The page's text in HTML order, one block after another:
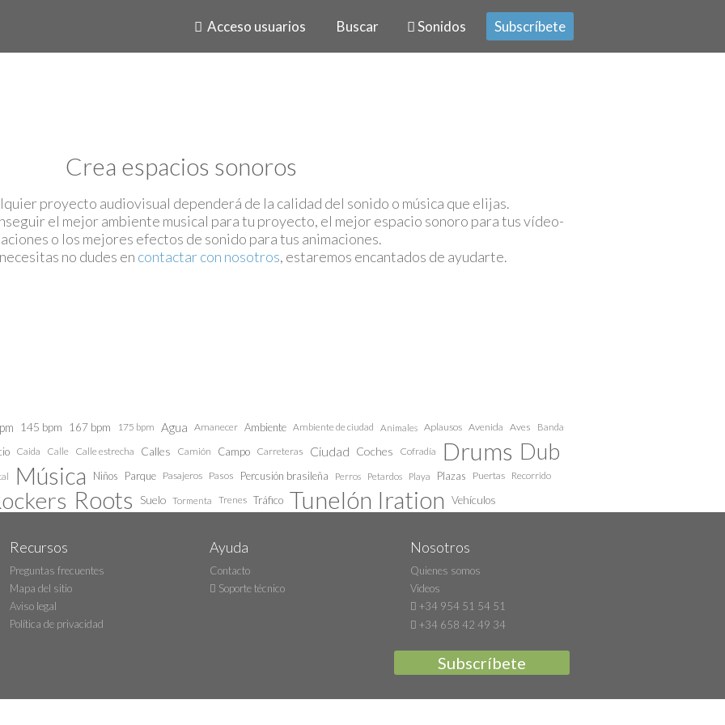
Acceso usuarios Buscar Sonidos Subscríbete
Crea espacios sonoros
proyecto audiovisual dependerá de la calidad del sonido o música que elijas.
el mejor ambiente musical para tu proyecto, el mejor espacio sonoro para tus vídeo-
o los mejores efectos de sonido para tus animaciones.
no dudes en contactar con nosotros, estaremos encantados de ayudarte.
145 bpm 167 bpm 175 bpm Agua Amanecer Ambiente Ambiente de ciudad Animales Aplausos Avenida Aves Banda
Caida Calle Calle estrecha Calles Camión Campo Carreteras Ciudad Coches Cofradía Drums Dub
Música Niños Parque Pasajeros Pasos Percusión brasileña Perros Petardos Playa Plazas Puertas Recorrido
Roots Suelo Tormenta Trenes Tráfico Tunelón Iration Vehículos
Recursos
Preguntas frecuentes
Mapa del sitio
Aviso legal
Política de privacidad
Ayuda
Contacto
Soporte técnico
Nosotros
Quienes somos
Videos
+34 954 51 54 51
+34 658 42 49 34
Subscríbete